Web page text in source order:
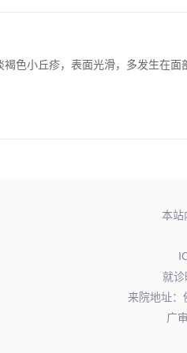
色小丘疹，表面光滑，多发生在
本站
就诊
来院地址：
广